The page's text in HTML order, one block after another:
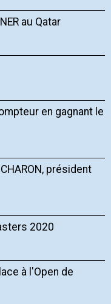
au Qatar
en gagnant le
président
2020
à l'Open de